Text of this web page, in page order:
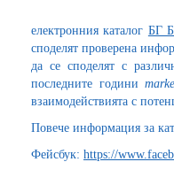
електронния каталог БГ
споделят проверена
да се споделят с
последните години
взаимодействията с
Повече информация за
Фейсбук: https://